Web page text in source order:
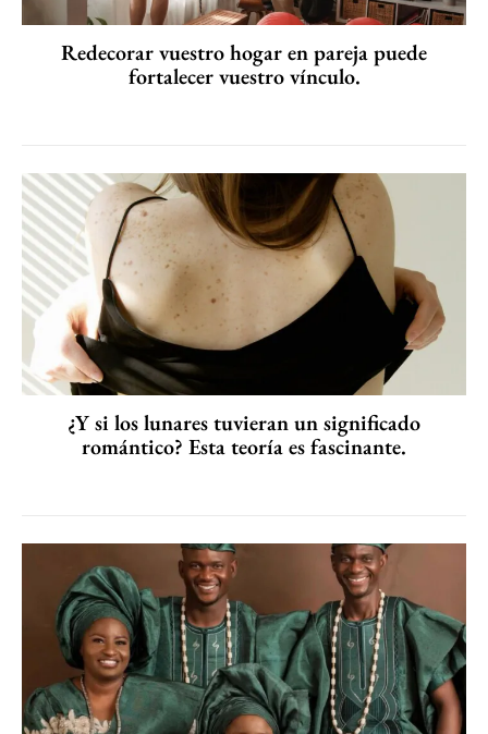
Redecorar vuestro hogar en pareja puede
fortalecer vuestro vínculo.
¿Y si los lunares tuvieran un significado
romántico? Esta teoría es fascinante.